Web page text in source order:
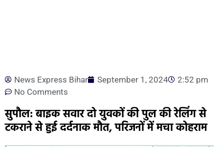
News Express Bihar September 1, 2024
2:52 pm
No Comments
सुपौल: बाइक सवार दो युवकों की पुल की रेलिंग से
टकराने से हुई दर्दनाक मौत, परिजनों में मचा कोहराम